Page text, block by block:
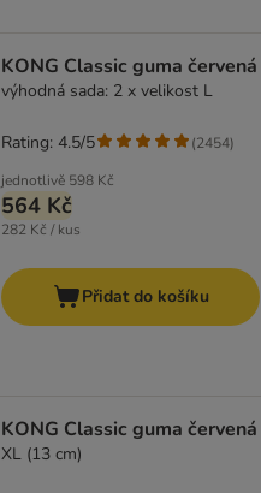
KONG Classic guma červená
výhodná sada: 2 x velikost L
jednotlivě 598 Kč
564 Kč
282 Kč / kus
Rating: 4.5/5 (2454)
Přidat do košíku
KONG Classic guma červená
XL (13 cm)